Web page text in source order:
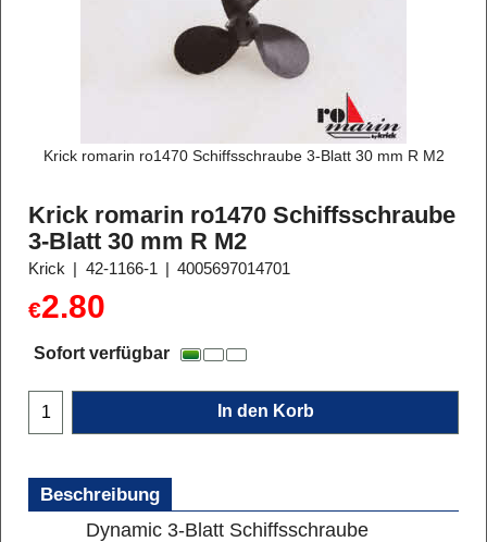
Krick romarin ro1470 Schiffsschraube 3-Blatt 30 mm R M2
Krick romarin ro1470 Schiffsschraube
3-Blatt 30 mm R M2
Krick 42-1166-1 4005697014701
€2.80
Sofort verfügbar
In den Korb
Beschreibung
Dynamic 3-Blatt Schiffsschraube